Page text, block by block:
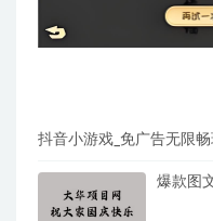
抖音小游戏_免广告无限
爆款图